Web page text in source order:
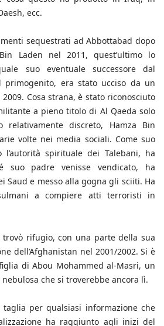
ecc.
sequestrati ad Abbottabad dopo
Laden nel 2011, quest’ultimo lo
suo eventuale successore dal
primogenito, era stato ucciso da un
Cosa strana, è stato riconosciuto
a pieno titolo di Al Qaeda solo
relativamente discreto, Hamza Bin
volte nei media sociali. Come suo
l’autorità spirituale dei Talebani, ha
suo padre venisse vendicato, ha
Saud e messo alla gogna gli sciiti. Ha
a compiere atti terroristi in
trovò rifugio, con una parte della sua
dell’Afghanistan nel 2001/2002. Si è
di Abou Mohammed al-Masri, un
che si troverebbe ancora lì.
per qualsiasi informazione che
ha raggiunto agli inizi del